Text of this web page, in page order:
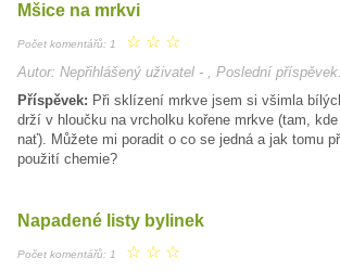
Mšice na mrkvi
Počet komentářů: 1 ☆ ☆ ☆
Autor: Nepřihlášený uživatel - , Poslední
Příspěvek: Při sklízení mrkve jsem si všimla
drží v hloučku na vrcholku kořene mrkve (tam,
nať). Můžete mi poradit o co se jedná a jak tomu
použití chemie?
Napadené listy bylinek
Počet komentářů: 1 ☆ ☆ ☆